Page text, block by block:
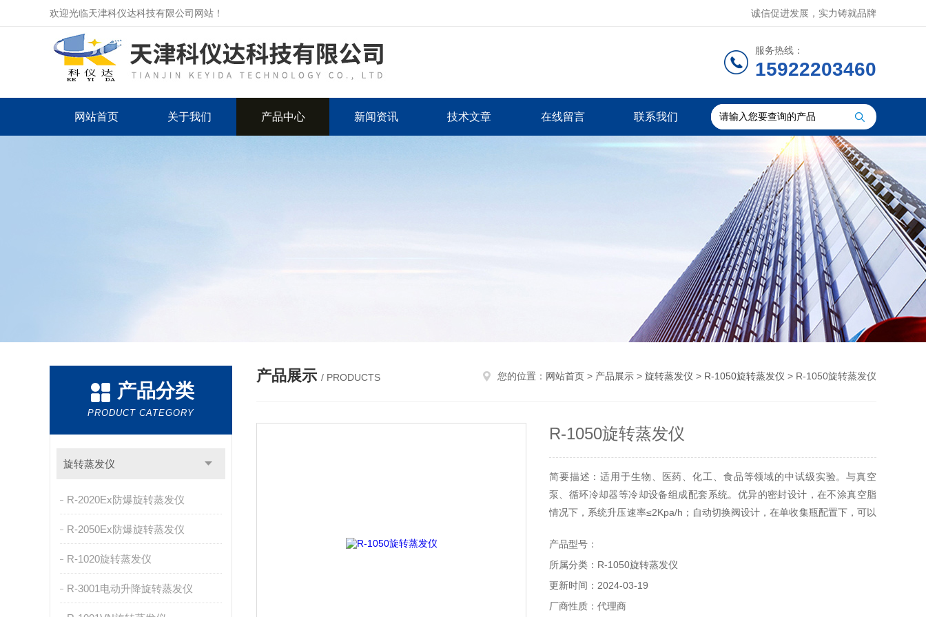
欢迎光临天津科仪达科技有限公司网站！ 诚信促进发展，实力铸就品牌
服务热线：
15922203460
网站首页 关于我们 产品中心 新闻资讯 技术文章 在线留言 联系我们
产品分类
PRODUCT CATEGORY
旋转蒸发仪
R-2020Ex防爆旋转蒸发仪
R-2050Ex防爆旋转蒸发仪
R-1020旋转蒸发仪
R-3001电动升降旋转蒸发仪
产品展示 / PRODUCTS 您的位置： 网站首页 > 产品展示 > 旋转蒸发仪 > R-1050旋转蒸发仪 > R-1050旋转蒸发仪
R-1050旋转蒸发仪
简要描述：适用于生物、医药、化工、食品等领域的中试级实验。与真空
泵、循环冷却器等冷却设备组成配套系统。优异的密封设计，在不涂真空脂
情况下，系统升压速率≤2Kpa/h；自动切换阀设计，在单收集瓶配置下，可以
接，操作方便；部分型号浴槽外配置橡胶保护套，减少烫伤的可能。
产品型号：
所属分类：R-1050旋转蒸发仪
更新时间：2024-03-19
厂商性质：代理商